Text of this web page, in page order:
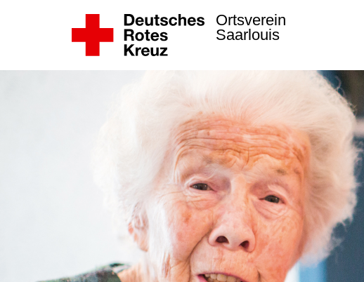
Ortsverein
Saarlouis